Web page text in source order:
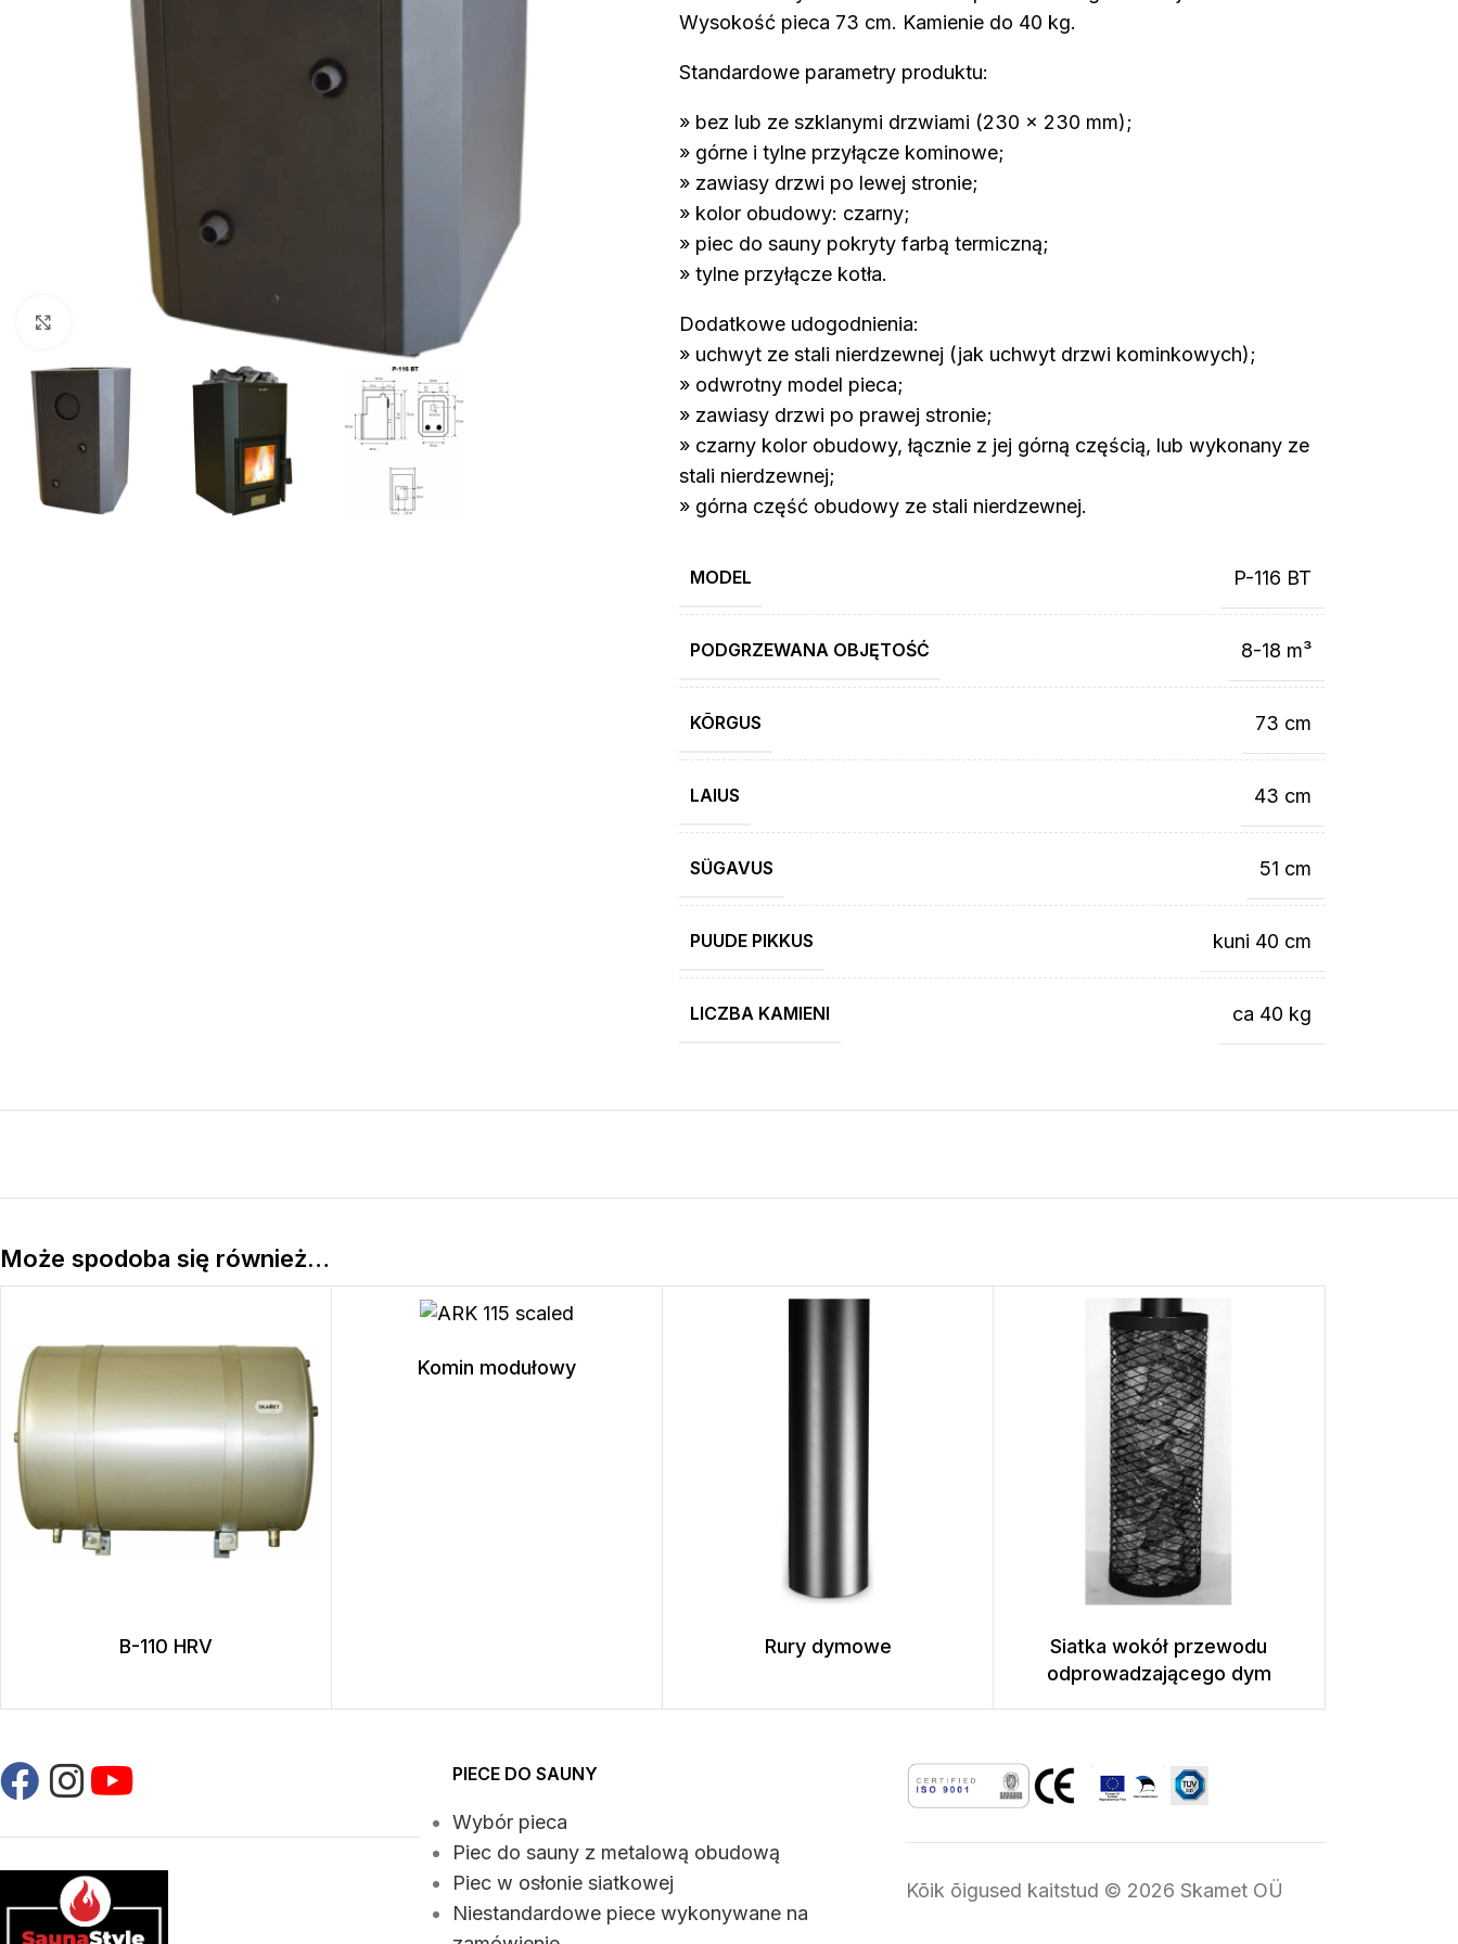
Click to enlarge
Wysokość pieca 73 cm. Kamienie do 40 kg.
Standardowe parametry produktu:
» bez lub ze szklanymi drzwiami (230 x 230 mm);
» górne i tylne przyłącze kominowe;
» zawiasy drzwi po lewej stronie;
» kolor obudowy: czarny;
» piec do sauny pokryty farbą termiczną;
» tylne przyłącze kotła.
Dodatkowe udogodnienia:
» uchwyt ze stali nierdzewnej (jak uchwyt drzwi kominkowych);
» odwrotny model pieca;
» zawiasy drzwi po prawej stronie;
» czarny kolor obudowy, łącznie z jej górną częścią, lub wykonany ze
stali nierdzewnej;
» górna część obudowy ze stali nierdzewnej.
MODEL P-116 BT
PODGRZEWANA OBJĘTOŚĆ 8-18 m³
KÕRGUS 73 cm
LAIUS 43 cm
SÜGAVUS 51 cm
PUUDE PIKKUS kuni 40 cm
LICZBA KAMIENI ca 40 kg
Może spodoba się również…
B-110 HRV
Komin modułowy
Rury dymowe
Siatka wokół przewodu
odprowadzającego dym
PIECE DO SAUNY
Wybór pieca
Piec do sauny z metalową obudową
Piec w osłonie siatkowej
Niestandardowe piece wykonywane na
Kõik õigused kaitstud © 2026 Skamet OÜ